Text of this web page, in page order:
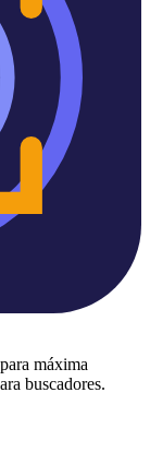
máxima
buscadores.